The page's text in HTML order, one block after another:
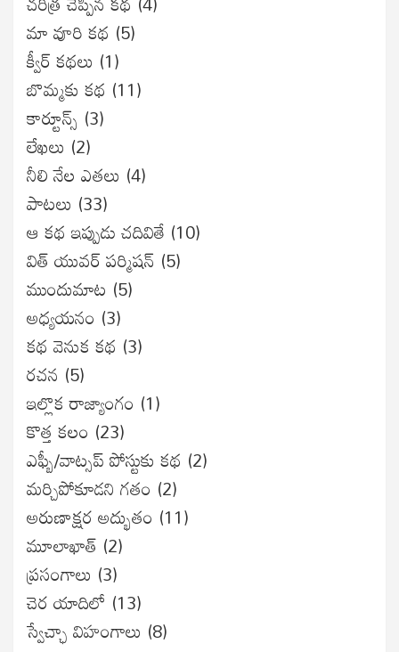
మా వూరి కథ (5)
క్వీర్ కథలు (1)
బొమ్మకు కథ (11)
కార్టూన్స్ (3)
లేఖలు (2)
నీలి నేల ఎతలు (4)
పాటలు (33)
ఆ కథ ఇప్పుడు చదివితే (10)
విత్ యువర్ పర్మిషన్ (5)
ముందుమాట (5)
అధ్యయనం (3)
కథ వెనుక కథ (3)
రచన (5)
ఇల్లొక రాజ్యాంగం (1)
కొత్త కలం (23)
ఎఫ్బీ/వాట్సప్ పోస్టుకు కథ (2)
మర్చిపోకూడని గతం (2)
అరుణాక్షర అద్భుతం (11)
మూలాఖాత్ (2)
ప్రసంగాలు (3)
చెర యాదిలో (13)
స్వేచ్ఛా విహంగాలు (8)